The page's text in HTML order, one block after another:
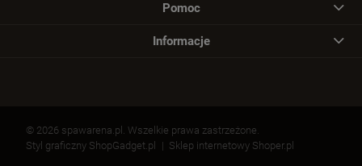
Pomoc
Informacje
© 2026 spawarena.pl. Wszelkie prawa zastrzeżone.
Styl graficzny ShopGadget.pl
Sklep internetowy Shoper.pl